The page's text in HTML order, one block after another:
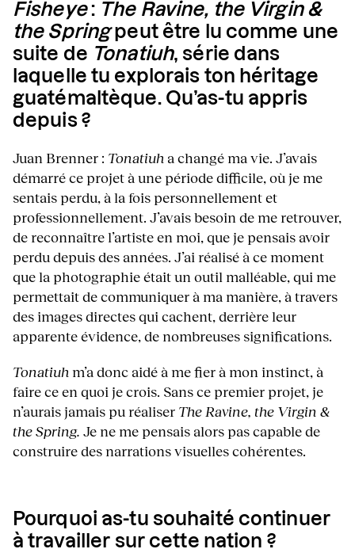
Fisheye: The Ravine, the Virgin &
the Springpeut être lu comme une
suite de Tonatiuh, série dans
laquelle tu explorais ton héritage
guatémaltèque. Qu’as-tu appris
depuis ?
Juan Brenner : Tonatiuh a changé ma vie. J’avais
démarré ce projet à une période difficile, où je me
sentais perdu, à la fois personnellement et
professionnellement. J’avais besoin de me retrouver,
de reconnaître l’artiste en moi, que je pensais avoir
perdu depuis des années. J’ai réalisé à ce moment
que la photographie était un outil malléable, qui me
permettait de communiquer à ma manière, à travers
des images directes qui cachent, derrière leur
apparente évidence, de nombreuses significations.
Tonatiuhm’a donc aidé à me fier à mon instinct, à
faire ce en quoi je crois. Sans ce premier projet, je
n’aurais jamais pu réaliser The Ravine, the Virgin &
the Spring. Je ne me pensais alors pas capable de
construire des narrations visuelles cohérentes.
Pourquoi as-tu souhaité continuer
à travailler sur cette nation ?